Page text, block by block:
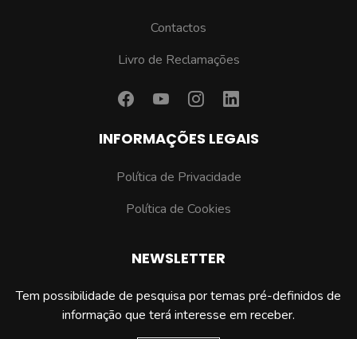
Contactos
Livro de Reclamações
INFORMAÇÕES LEGAIS
Política de Privacidade
Política de Cookies
NEWSLETTER
Tem possibilidade de pesquisa por temas pré-definidos de
informação que terá interesse em receber.